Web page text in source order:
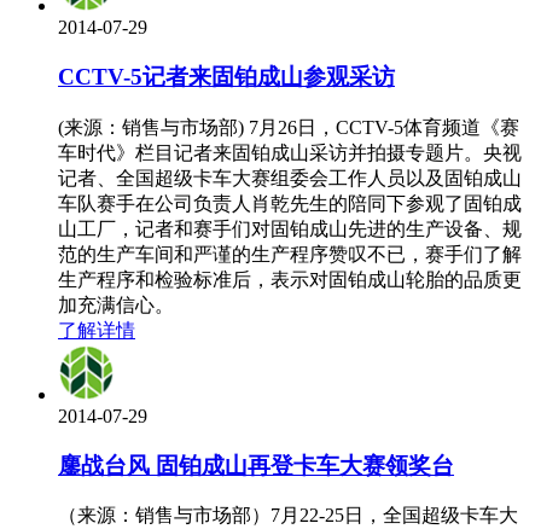
2014-07-29
CCTV-5记者来固铂成山参观采访
(来源：销售与市场部) 7月26日，CCTV-5体育频道《赛
车时代》栏目记者来固铂成山采访并拍摄专题片。央视
记者、全国超级卡车大赛组委会工作人员以及固铂成山
车队赛手在公司负责人肖乾先生的陪同下参观了固铂成
山工厂，记者和赛手们对固铂成山先进的生产设备、规
范的生产车间和严谨的生产程序赞叹不已，赛手们了解
生产程序和检验标准后，表示对固铂成山轮胎的品质更
加充满信心。
了解详情
2014-07-29
鏖战台风 固铂成山再登卡车大赛领奖台
（来源：销售与市场部）7月22-25日，全国超级卡车大